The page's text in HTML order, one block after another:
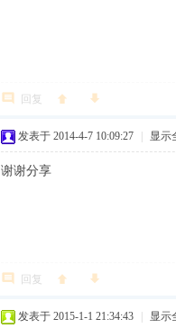
回复
发表于 2014-4-7 10:09:27 显示
谢谢分享
回复
发表于 2015-1-1 21:34:43 显示